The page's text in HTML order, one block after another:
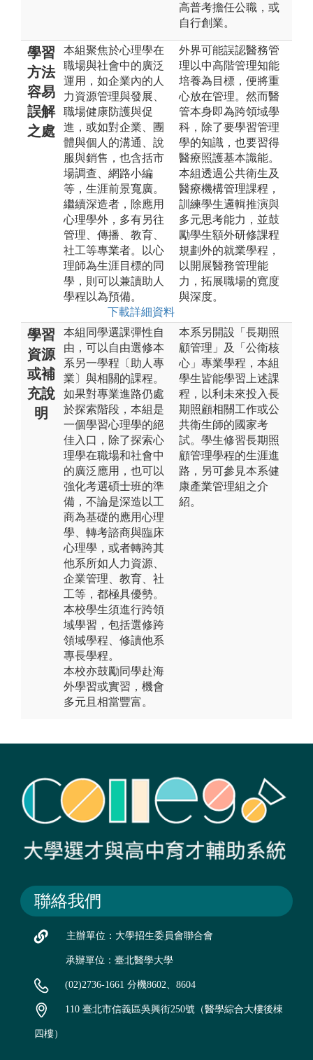
高普考擔任公職，或
自行創業。
學習
方法
容易
誤解
之處
本組聚焦於心理學在
職場與社會中的廣泛
運用，如企業內的人
力資源管理與發展、
職場健康防護與促
進，或如對企業、團
體與個人的溝通、說
服與銷售，也含括市
場調查、網路小編
等，生涯前景寬廣。
繼續深造者，除應用
心理學外，多有另往
管理、傳播、教育、
社工等專業者。以心
理師為生涯目標的同
學，則可以兼讀助人
學程以為預備。
下載詳細資料
外界可能誤認醫務管
理以中高階管理知能
培養為目標，便將重
心放在管理。然而醫
管本身即為跨領域學
科，除了要學習管理
學的知識，也要習得
醫療照護基本識能。
本組透過公共衛生及
醫療機構管理課程，
訓練學生邏輯推演與
多元思考能力，並鼓
勵學生額外研修課程
規劃外的就業學程，
以開展醫務管理能
力，拓展職場的寬度
與深度。
學習
資源
或補
充說
明
本組同學選課彈性自
由，可以自由選修本
系另一學程〔助人專
業〕與相關的課程。
如果對專業進路仍處
於探索階段，本組是
一個學習心理學的絕
佳入口，除了探索心
理學在職場和社會中
的廣泛應用，也可以
強化考選碩士班的準
備，不論是深造以工
商為基礎的應用心理
學、轉考諮商與臨床
心理學，或者轉跨其
他系所如人力資源、
企業管理、教育、社
工等，都極具優勢。
本校學生須進行跨領
域學習，包括選修跨
領域學程、修讀他系
專長學程。
本校亦鼓勵同學赴海
外學習或實習，機會
多元且相當豐富。
本系另開設「長期照
顧管理」及「公衛核
心」專業學程，本組
學生皆能學習上述課
程，以利未來投入長
期照顧相關工作或公
共衛生師的國家考
試。學生修習長期照
顧管理學程的生涯進
路，另可參見本系健
康產業管理組之介
紹。
聯絡我們
主辦單位：大學招生委員會聯合會
承辦單位：臺北醫學大學
(02)2736-1661 分機8602、8604
110 臺北市信義區吳興街250號（醫學綜合大樓後棟
四樓）